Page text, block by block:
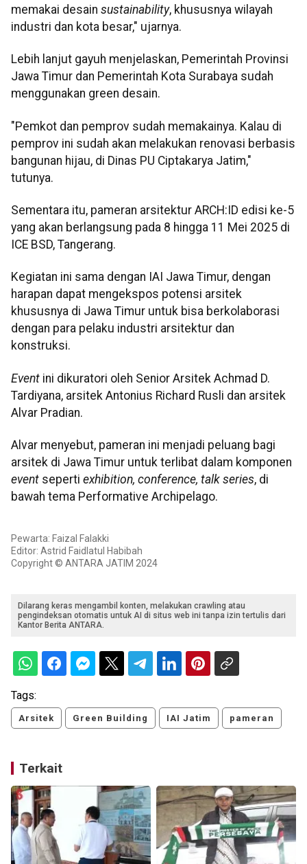
memakai desain sustainability, khususnya wilayah
industri dan kota besar," ujarnya.
Lebih lanjut gayuh menjelaskan, Pemerintah Provinsi
Jawa Timur dan Pemerintah Kota Surabaya sudah
menggunakan green desain.
"Pemkot dan pemprov sudah memakainya. Kalau di
pemprov ini sudah akan melakukan renovasi berbasis
bangunan hijau, di Dinas PU Ciptakarya Jatim,"
tutunya.
Sementara itu, pameran arsitektur ARCH:ID edisi ke-5
yang akan berlangsung pada 8 hingga 11 Mei 2025 di
ICE BSD, Tangerang.
Kegiatan ini sama dengan IAI Jawa Timur, dengan
harapan dapat mengekspos potensi arsitek
khususnya di Jawa Timur untuk bisa berkolaborasi
dengan para pelaku industri arsitektur dan
konstruksi.
Event ini dikuratori oleh Senior Arsitek Achmad D.
Tardiyana, arsitek Antonius Richard Rusli dan arsitek
Alvar Pradian.
Alvar menyebut, pameran ini menjadi peluang bagi
arsitek di Jawa Timur untuk terlibat dalam komponen
event seperti exhibition, conference, talk series, di
bawah tema Performative Archipelago.
Pewarta: Faizal Falakki
Editor: Astrid Faidlatul Habibah
Copyright © ANTARA JATIM 2024
Dilarang keras mengambil konten, melakukan crawling atau
pengindeksan otomatis untuk AI di situs web ini tanpa izin tertulis dari
Kantor Berita ANTARA.
Tags:
Arsitek Green Building IAI Jatim pameran
Terkait